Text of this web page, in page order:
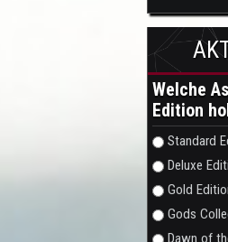
Welche
Edition
Standard
Deluxe
Gold
Gods